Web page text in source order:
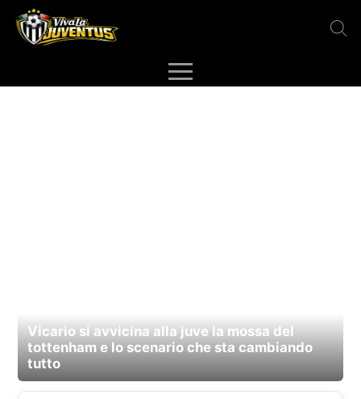
Vicario si avvicina alla juve la mossa del
tottenham e lo scenario che sta cambiando
tutto